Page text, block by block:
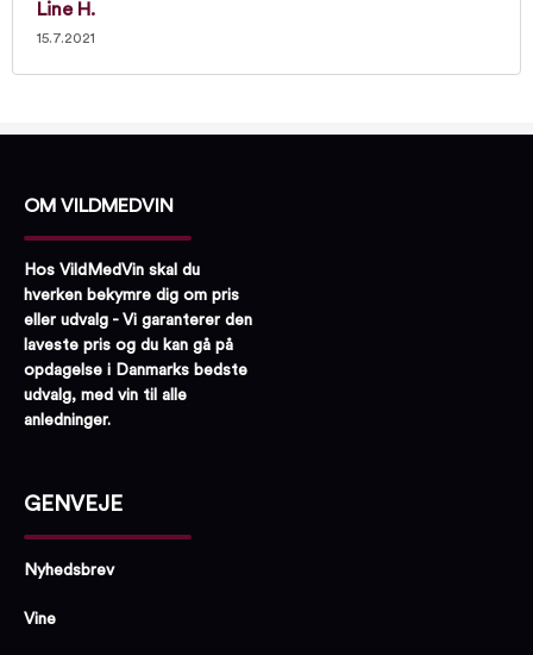
Line H.
15.7.2021
OM VILDMEDVIN
Hos VildMedVin skal du
hverken bekymre dig om pris
eller udvalg - Vi garanterer den
laveste pris og du kan gå på
opdagelse i Danmarks bedste
udvalg, med vin til alle
anledninger.
GENVEJE
Nyhedsbrev
Vine